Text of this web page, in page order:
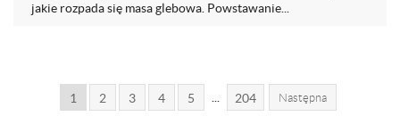
jakie rozpada się masa glebowa. Powstawanie...
1 2 3 4 5 204 Następna